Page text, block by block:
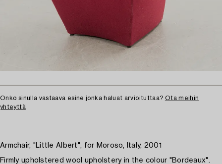
Onko sinulla vastaava esine jonka haluat arvioituttaa? Ota meihin
yhteyttä
Armchair, "Little Albert", for Moroso, Italy, 2001
Firmly upholstered wool upholstery in the colour "Bordeaux".